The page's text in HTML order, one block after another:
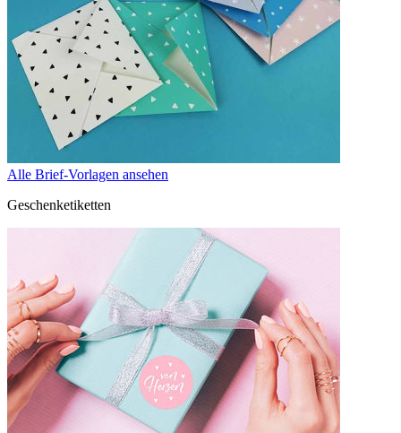
Alle Brief-Vorlagen ansehen
Geschenketiketten